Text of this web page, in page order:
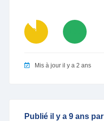
88
Mis à jour il y a 2 ans
Publié il y a 9 ans par